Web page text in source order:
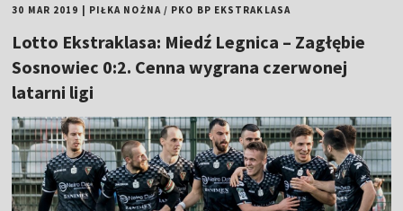
30 MAR 2019 PIŁKA NOŻNA/ PKO BP EKSTRAKLASA
Lotto Ekstraklasa: Miedź Legnica – Zagłębie
Sosnowiec 0:2. Cenna wygrana czerwonej
latarni ligi